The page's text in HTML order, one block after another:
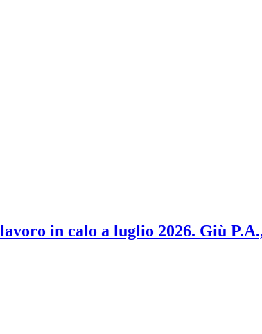
in calo a luglio 2026. Giù